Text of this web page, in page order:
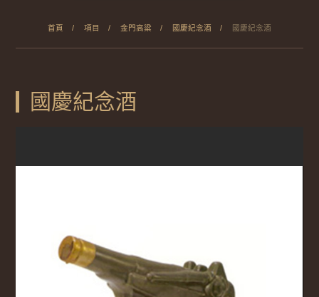
首頁 項目 金門高粱 國慶紀念酒 國慶紀念酒
國慶紀念酒